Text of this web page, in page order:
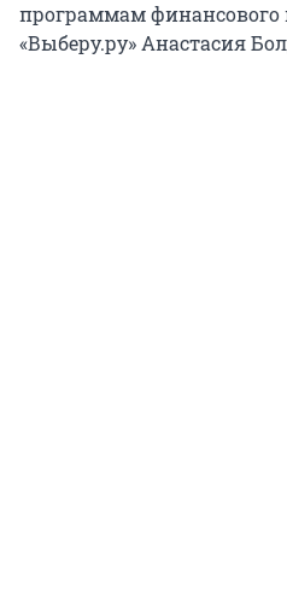
программам финансового
«Выберу.ру» Анастасия